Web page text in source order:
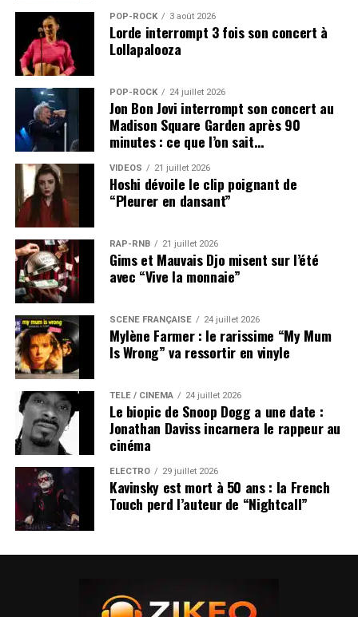
POP-ROCK 3 août 2026
Lorde interrompt 3 fois son concert à
Lollapalooza
POP-ROCK 24 juillet 2026
Jon Bon Jovi interrompt son concert au
Madison Square Garden après 90
minutes : ce que l’on sait…
VIDEOS 21 juillet 2026
Hoshi dévoile le clip poignant de
“Pleurer en dansant”
RAP-RNB 21 juillet 2026
Gims et Mauvais Djo misent sur l’été
avec “Vive la monnaie”
SCÈNE FRANÇAISE 24 juillet 2026
Mylène Farmer : le rarissime “My Mum
Is Wrong” va ressortir en vinyle
TÉLÉ / CINÉMA 24 juillet 2026
Le biopic de Snoop Dogg a une date :
Jonathan Daviss incarnera le rappeur au
cinéma
ÉLECTRO 29 juillet 2026
Kavinsky est mort à 50 ans : la French
Touch perd l’auteur de “Nightcall”